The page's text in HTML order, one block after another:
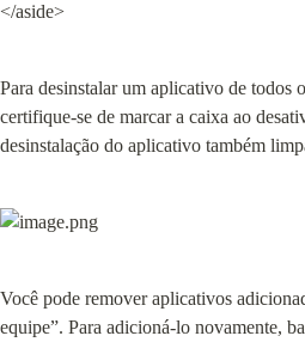
</aside>
Para desinstalar um aplicativo de todos
certifique-se de marcar a caixa ao
desinstalação do aplicativo também
Você pode remover aplicativos
equipe”. Para adicioná-lo novamente,